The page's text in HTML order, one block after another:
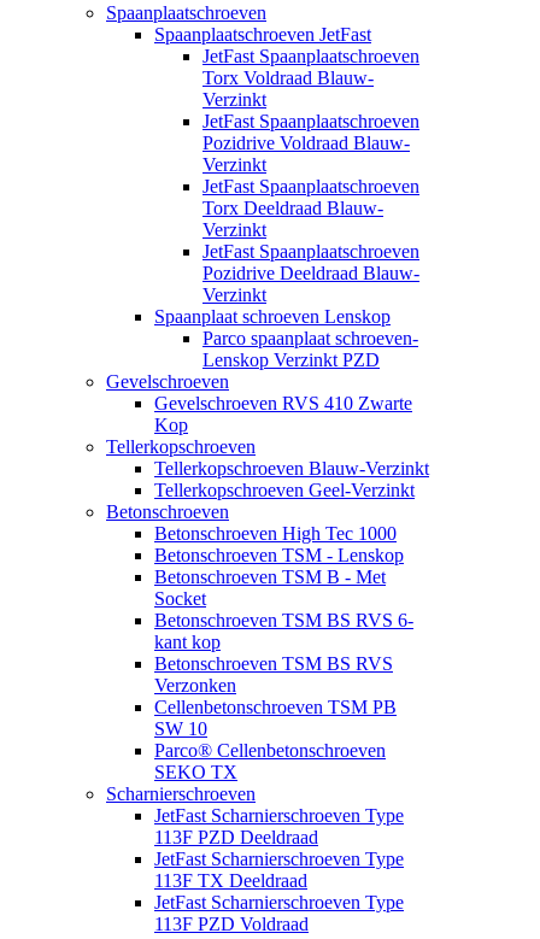
Spaanplaatschroeven
Spaanplaatschroeven JetFast
JetFast Spaanplaatschroeven
Torx Voldraad Blauw-
Verzinkt
JetFast Spaanplaatschroeven
Pozidrive Voldraad Blauw-
Verzinkt
JetFast Spaanplaatschroeven
Torx Deeldraad Blauw-
Verzinkt
JetFast Spaanplaatschroeven
Pozidrive Deeldraad Blauw-
Verzinkt
Spaanplaat schroeven Lenskop
Parco spaanplaat schroeven-
Lenskop Verzinkt PZD
Gevelschroeven
Gevelschroeven RVS 410 Zwarte
Kop
Tellerkopschroeven
Tellerkopschroeven Blauw-Verzinkt
Tellerkopschroeven Geel-Verzinkt
Betonschroeven
Betonschroeven High Tec 1000
Betonschroeven TSM - Lenskop
Betonschroeven TSM B - Met
Socket
Betonschroeven TSM BS RVS 6-
kant kop
Betonschroeven TSM BS RVS
Verzonken
Cellenbetonschroeven TSM PB
SW 10
Parco® Cellenbetonschroeven
SEKO TX
Scharnierschroeven
JetFast Scharnierschroeven Type
113F PZD Deeldraad
JetFast Scharnierschroeven Type
113F TX Deeldraad
JetFast Scharnierschroeven Type
113F PZD Voldraad